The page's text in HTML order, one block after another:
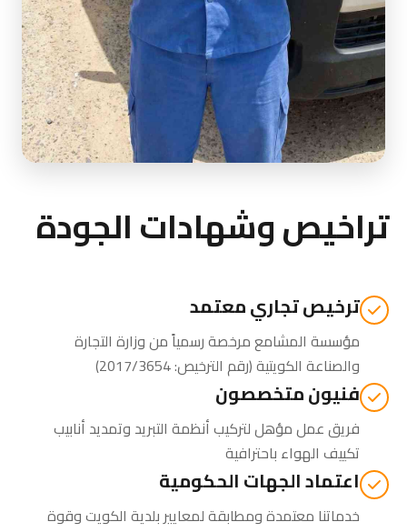
تراخيص وشهادات الجودة
ترخيص تجاري معتمد
مؤسسة المشامع مرخصة رسمياً منوزارة التجارة
والصناعة الكويتية(رقم الترخيص: 2017/3654)
فنيون متخصصون
فريق عمل مؤهل لتركيب أنظمة التبريد وتمديد أنابيب
تكييف الهواء باحترافية
اعتماد الجهات الحكومية
خدماتنا معتمدة ومطابقة لمعايير بلدية الكويت وقوة